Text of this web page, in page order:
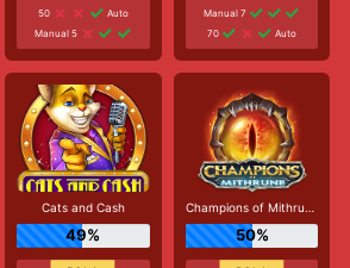
50
Auto
Manual 5
Manual 7
70
Auto
Cats and Cash
49%
Champions of Mithrune
50%